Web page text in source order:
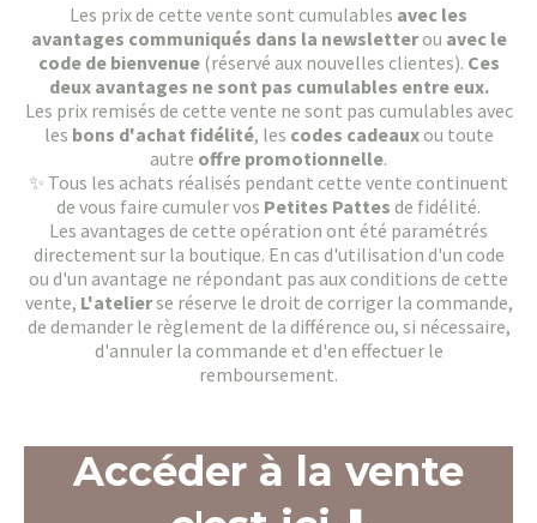
Les prix de cette vente sont cumulables avec les
avantages communiqués dans la newsletterou avec le
code de bienvenue(réservé aux nouvelles clientes). Ces
deux avantages ne sont pas cumulables entre eux.
Les prix remisés de cette vente ne sont pas cumulables avec
les bons d'achat fidélité, les codes cadeauxou toute
autre offre promotionnelle.
✨ Tous les achats réalisés pendant cette vente continuent
de vous faire cumuler vos Petites Pattes de fidélité.
Les avantages de cette opération ont été paramétrés
directement sur la boutique. En cas d'utilisation d'un code
ou d'un avantage ne répondant pas aux conditions de cette
vente, L'atelierse réserve le droit de corriger la commande,
de demander le règlement de la différence ou, si nécessaire,
d'annuler la commande et d'en effectuer le
remboursement.
Accéder à la vente